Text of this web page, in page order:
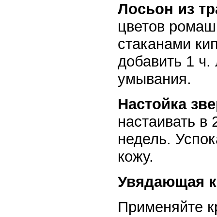
Лосьон из
цветов
стаканами
добавить 1 ч.
умывания.
Настойка
настаивать в
недель.
кожу.
Увядающая
Применяйте